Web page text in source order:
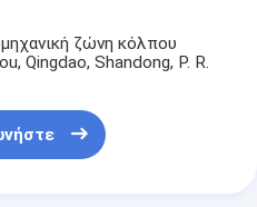
ζώνη κόλπου
Qingdao, Shandong, P. R.